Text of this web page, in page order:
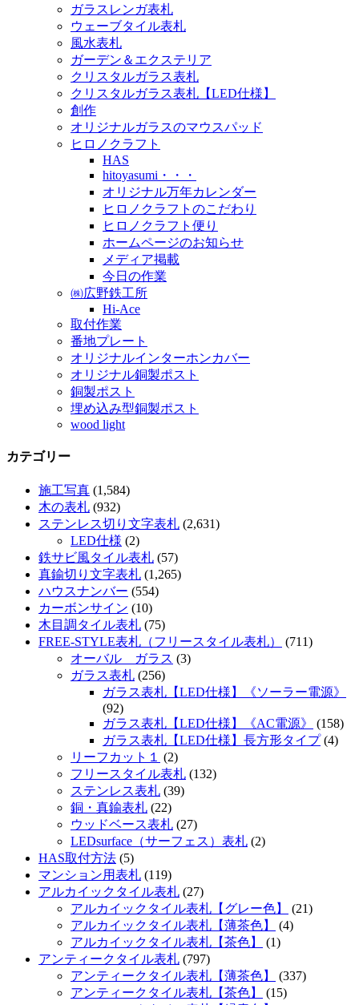
ガラスレンガ表札
ウェーブタイル表札
風水表札
ガーデン＆エクステリア
クリスタルガラス表札
クリスタルガラス表札【LED仕様】
創作
オリジナルガラスのマウスパッド
ヒロノクラフト
HAS
hitoyasumi・・・
オリジナル万年カレンダー
ヒロノクラフトのこだわり
ヒロノクラフト便り
ホームページのお知らせ
メディア掲載
今日の作業
㈱広野鉄工所
Hi-Ace
取付作業
番地プレート
オリジナルインターホンカバー
オリジナル銅製ポスト
銅製ポスト
埋め込み型銅製ポスト
wood light
カテゴリー
施工写真 (1,584)
木の表札 (932)
ステンレス切り文字表札 (2,631)
LED仕様 (2)
鉄サビ風タイル表札 (57)
真鍮切り文字表札 (1,265)
ハウスナンバー (554)
カーボンサイン (10)
木目調タイル表札 (75)
FREE-STYLE表札（フリースタイル表札）
(711)
オーバル ガラス (3)
ガラス表札 (256)
ガラス表札【LED仕様】《ソーラー電源》
(92)
ガラス表札【LED仕様】《AC電源》
(158)
ガラス表札【LED仕様】長方形タイプ(4)
リーフカット１
(2)
フリースタイル表札 (132)
ステンレス表札 (39)
銅・真鍮表札 (22)
ウッドベース表札 (27)
LEDsurface（サーフェス）表札 (2)
HAS取付方法 (5)
マンション用表札 (119)
アルカイックタイル表札 (27)
アルカイックタイル表札【グレー色】
(21)
アルカイックタイル表札【薄茶色】
(4)
アルカイックタイル表札【茶色】
(1)
アンティークタイル表札 (797)
アンティークタイル表札【薄茶色】
(337)
アンティークタイル表札【茶色】
(15)